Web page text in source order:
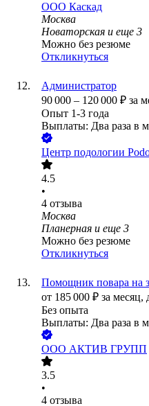
ООО Каскад
Москва
Новаторская и еще 3
Можно без резюме
Откликнуться
Администратор
90 000 – 120 000 ₽ за
Опыт 1-3 года
Выплаты: Два раза в
Центр подологии
4.5
•
4 отзыва
Москва
Планерная и еще 3
Можно без резюме
Откликнуться
Помощник повара на
от 185 000 ₽ за месяц,
Без опыта
Выплаты: Два раза в
ООО АКТИВ ГРУПП
3.5
•
4 отзыва